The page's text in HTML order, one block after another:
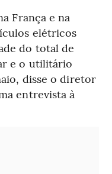
França e na
elétricos
do total de
e o utilitário
disse o diretor
entrevista à